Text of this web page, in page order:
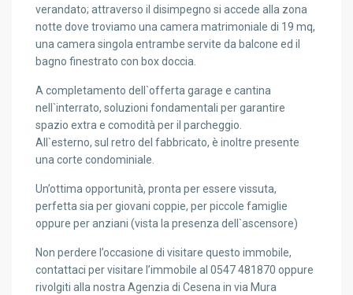
verandato; attraverso il disimpegno si accede alla zona
notte dove troviamo una camera matrimoniale di 19 mq,
una camera singola entrambe servite da balcone ed il
bagno finestrato con box doccia.
A completamento dell`offerta garage e cantina
nell`interrato, soluzioni fondamentali per garantire
spazio extra e comodità per il parcheggio.
All`esterno, sul retro del fabbricato, è inoltre presente
una corte condominiale.
Un’ottima opportunità, pronta per essere vissuta,
perfetta sia per giovani coppie, per piccole famiglie
oppure per anziani (vista la presenza dell`ascensore)
Non perdere l’occasione di visitare questo immobile,
contattaci per visitare l’immobile al 0547 481870 oppure
rivolgiti alla nostra Agenzia di Cesena in via Mura